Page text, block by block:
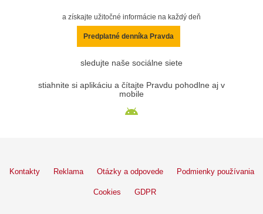
a získajte užitočné informácie na každý deň
Predplatné denníka Pravda
sledujte naše sociálne siete
stiahnite si aplikáciu a čítajte Pravdu pohodlne aj v
mobile
Kontakty Reklama Otázky a odpovede Podmienky používania
Cookies GDPR